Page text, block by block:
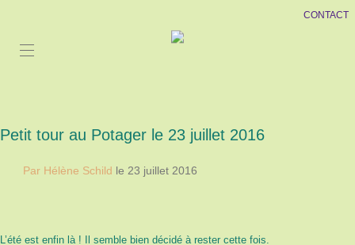
CONTACT
Petit tour au Potager le 23 juillet 2016
Par Hélène Schild le 23 juillet 2016
L’été est enfin là ! Il semble bien décidé à rester cette fois.